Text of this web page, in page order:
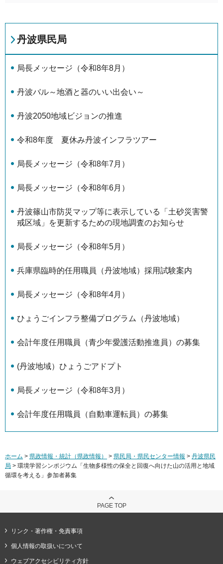
丹波県民局
局長メッセージ（令和8年8月）
丹波バル～地酒と器のいい出会い～
丹波2050地域ビジョンの推進
令和8年度 夏休み丹波インフラツアー
局長メッセージ（令和8年7月）
局長メッセージ（令和8年6月）
丹波篠山市防災マップ等に表示している「土砂災害警
戒区域」を更新するための現地調査のお知らせ
局長メッセージ（令和8年5月）
兵庫県臨時的任用職員（丹波地域）採用試験案内
局長メッセージ（令和8年4月）
ひょうごインフラ整備プログラム（丹波地域）
会計年度任用職員（青少年愛護活動推進員）の募集
(丹波地域）ひょうごアドプト
局長メッセージ（令和8年3月）
会計年度任用職員（自動車運転員）の募集
ホーム > 県政情報・統計（県政情報） > 県民局・県民センター情報 > 丹波県民
局 > 環境学習シンポジウム「生物多様性の保全と回復へ向けた山の活用と地域
循環を考える」参加者募集
PAGE TOP
リンク・著作権・免責事項
個人情報の取扱いについて
ウェブアクセシビリティ方針